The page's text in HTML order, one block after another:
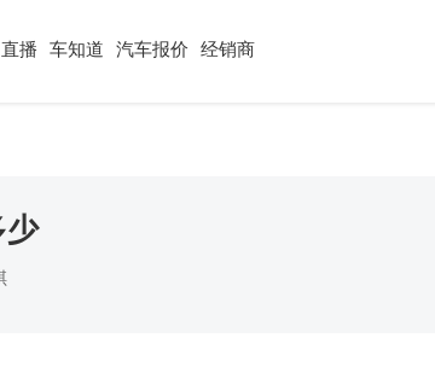
直播 车知道 汽车报价 经销商
少